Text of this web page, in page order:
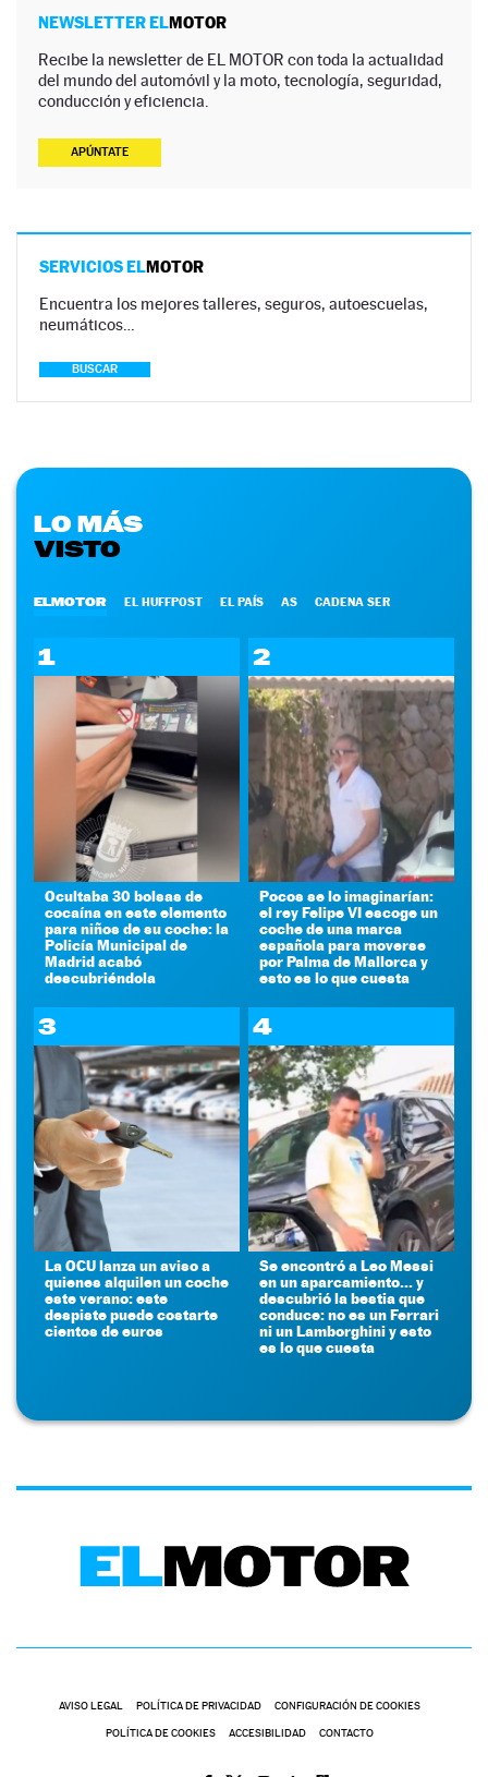
NEWSLETTER ELMOTOR
Recibe la newsletter de EL MOTOR con toda la actualidad
del mundo del automóvil y la moto, tecnología, seguridad,
conducción y eficiencia.
APÚNTATE
SERVICIOS ELMOTOR
Encuentra los mejores talleres, seguros, autoescuelas,
neumáticos…
BUSCAR
LO MÁS
VISTO
ELMOTOR EL HUFFPOST EL PAÍS AS CADENA SER
1
Ocultaba 30 bolsas de
cocaína en este elemento
para niños de su coche: la
Policía Municipal de
Madrid acabó
descubriéndola
2
Pocos se lo imaginarían:
el rey Felipe VI escoge un
coche de una marca
española para moverse
por Palma de Mallorca y
esto es lo que cuesta
3
La OCU lanza un aviso a
quienes alquilen un coche
este verano: este
despiste puede costarte
cientos de euros
4
Se encontró a Leo Messi
en un aparcamiento... y
descubrió la bestia que
conduce: no es un Ferrari
ni un Lamborghini y esto
es lo que cuesta
AVISO LEGAL POLÍTICA DE PRIVACIDAD CONFIGURACIÓN DE COOKIES
POLÍTICA DE COOKIES ACCESIBILIDAD CONTACTO